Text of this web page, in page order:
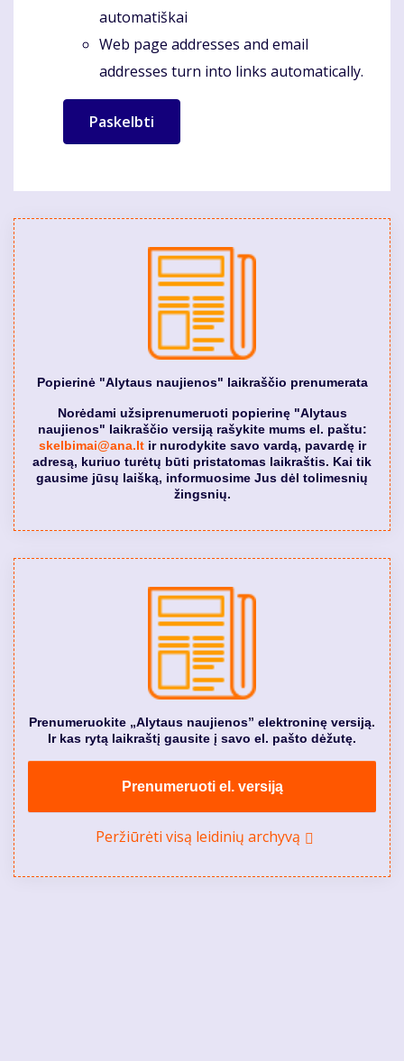
automatiškai
Web page addresses and email
addresses turn into links automatically.
Popierinė "Alytaus naujienos" laikraščio prenumerata
Norėdami užsiprenumeruoti popierinę "Alytaus
naujienos" laikraščio versiją rašykite mums el. paštu:
skelbimai@ana.ltir nurodykite savo vardą, pavardę ir
adresą, kuriuo turėtų būti pristatomas laikraštis. Kai tik
gausime jūsų laišką, informuosime Jus dėl tolimesnių
žingsnių.
Prenumeruokite „Alytaus naujienos” elektroninę versiją.
Ir kas rytą laikraštį gausite į savo el. pašto dėžutę.
Prenumeruoti el. versiją
Peržiūrėti visą leidinių archyvą